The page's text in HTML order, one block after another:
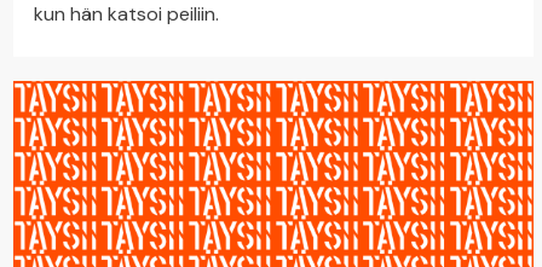
kun hän katsoi peiliin.